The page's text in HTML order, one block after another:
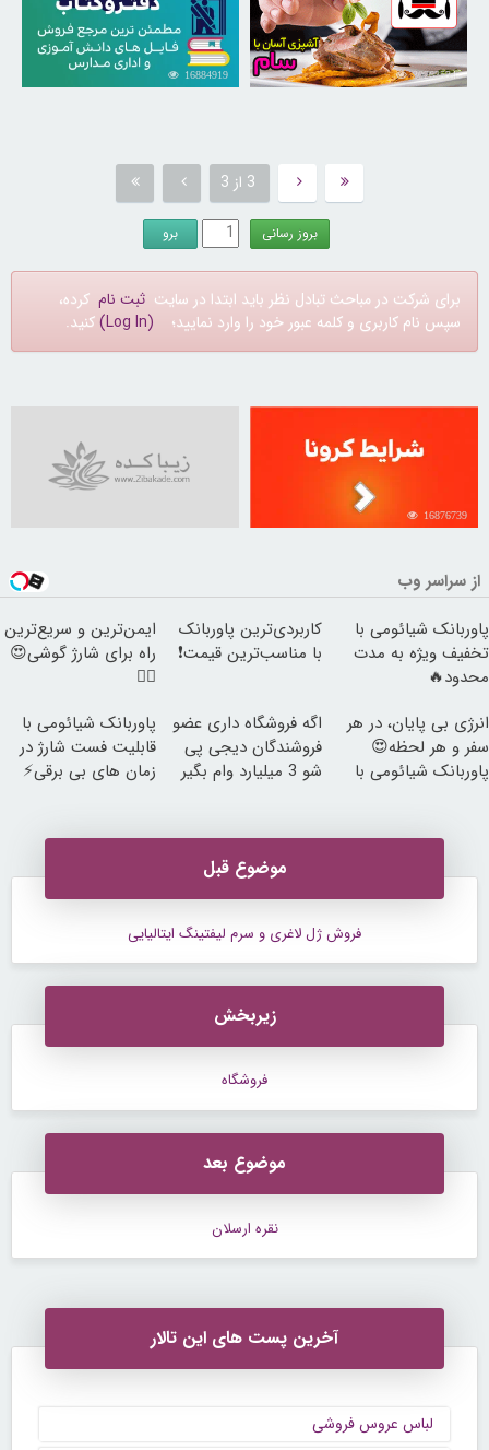
30263534
16884919
3 از 3
برای شرکت در مباحث تبادل نظر باید ابتدا در سایت ثبت نام کرده،
سپس نام کاربری و کلمه عبور خود را وارد نمایید؛ (Log In) کنید.
16876739
از سراسر وب
پاوربانک شیائومی با
تخفیف ویژه به مدت
محدود🔥
کاربردی‌ترین پاوربانک
با مناسب‌ترین قیمت❗
ایمن‌ترین و سریع‌ترین
راه برای شارژ گوشی😍
👌🏻
انرژی بی پایان، در هر
سفر و هر لحظه😍
پاوربانک شیائومی با
اگه فروشگاه داری عضو
فروشندگان دیجی پی
شو 3 میلیارد وام بگیر
پاوربانک شیائومی با
قابلیت فست شارژ در
زمان های بی برقی⚡
موضوع قبل
فروش ژل لاغری و سرم لیفتینگ ایتالیایی
زیربخش
فروشگاه
موضوع بعد
نقره ارسلان
آخرین پست های این تالار
لباس عروس فروشی